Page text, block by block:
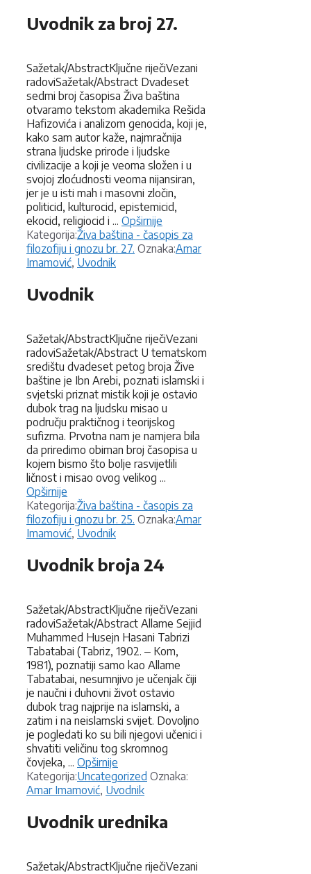
Uvodnik za broj 27.
Sažetak/AbstractKljučne riječiVezani
radoviSažetak/Abstract Dvadeset
sedmi broj časopisa Živa baština
otvaramo tekstom akademika Rešida
Hafizovića i analizom genocida, koji je,
kako sam autor kaže, najmračnija
strana ljudske prirode i ljudske
civilizacije a koji je veoma složen i u
svojoj zloćudnosti veoma nijansiran,
jer je u isti mah i masovni zločin,
politicid, kulturocid, epistemicid,
ekocid, religiocid i ... Opširnije
Kategorija:Kategorije
Živa baština - časopis za
filozofiju i gnozu br. 27. Oznaka:Oznake
Amar
Imamović, Uvodnik
Uvodnik
Sažetak/AbstractKljučne riječiVezani
radoviSažetak/Abstract U tematskom
središtu dvadeset petog broja Žive
baštine je Ibn Arebi, poznati islamski i
svjetski priznat mistik koji je ostavio
dubok trag na ljudsku misao u
području praktičnog i teorijskog
sufizma. Prvotna nam je namjera bila
da priredimo obiman broj časopisa u
kojem bismo što bolje rasvijetlili
ličnost i misao ovog velikog ...
Opširnije
Kategorija:Kategorije
Živa baština - časopis za
filozofiju i gnozu br. 25. Oznaka:Oznake
Amar
Imamović, Uvodnik
Uvodnik broja 24
Sažetak/AbstractKljučne riječiVezani
radoviSažetak/Abstract Allame Sejjid
Muhammed Husejn Hasani Tabrizi
Tabatabai (Tabriz, 1902. ‒ Kom,
1981), poznatiji samo kao Allame
Tabatabai, nesumnjivo je učenjak čiji
je naučni i duhovni život ostavio
dubok trag najprije na islamski, a
zatim i na neislamski svijet. Dovoljno
je pogledati ko su bili njegovi učenici i
shvatiti veličinu tog skromnog
čovjeka, ... Opširnije
Kategorija:Kategorije
Uncategorized Oznaka:
Amar Imamović, Uvodnik
Uvodnik urednika
Sažetak/AbstractKljučne riječiVezani